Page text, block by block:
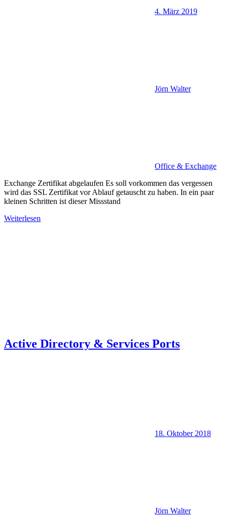
4. März 2019
Jörn Walter
Office & Exchange
Exchange Zertifikat abgelaufen Es soll vorkommen das vergessen
wird das SSL Zertifikat vor Ablauf getauscht zu haben. In ein paar
kleinen Schritten ist dieser Missstand
Weiterlesen
Active Directory & Services Ports
18. Oktober 2018
Jörn Walter